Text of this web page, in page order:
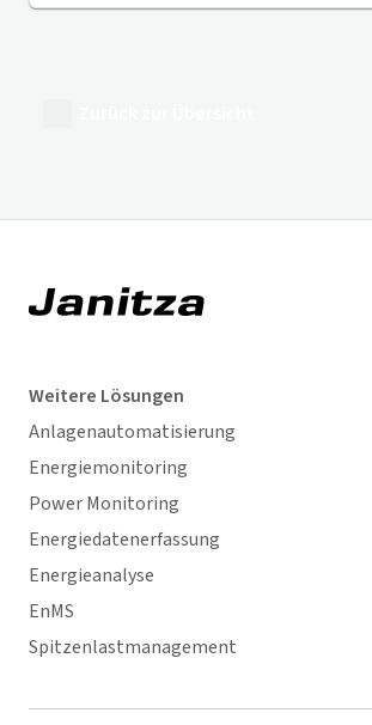
Weitere Lösungen
Anlagenautomatisierung
Energiemonitoring
Power Monitoring
Energiedatenerfassung
Energieanalyse
EnMS
Spitzenlastmanagement